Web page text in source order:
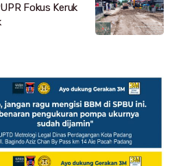
Fokus Keruk